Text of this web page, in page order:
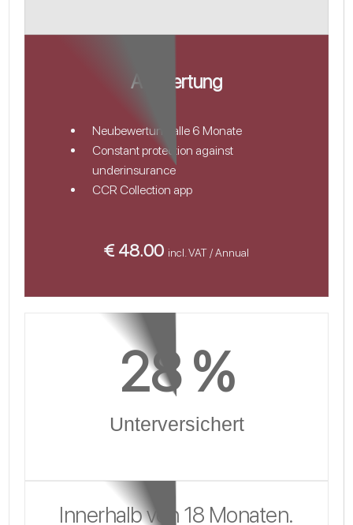
Aufwertung
Neubewertung alle 6 Monate
Constant protection against
underinsurance
CCR Collection app
€ 48.00 incl. VAT / Annual
Unterversichert
28 %
Innerhalb von 18 Monaten.